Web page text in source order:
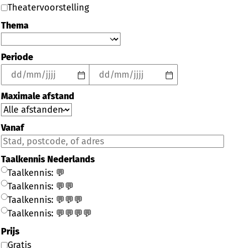
Theatervoorstelling
Thema
Periode
Maximale afstand
Vanaf
Taalkennis Nederlands
Taalkennis: 💬
Taalkennis: 💬💬
Taalkennis: 💬💬💬
Taalkennis: 💬💬💬💬
Prijs
Gratis